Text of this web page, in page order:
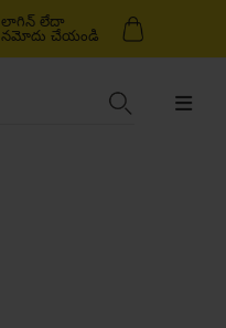
లాగిన్ లేదా
నమోదు చేయండి